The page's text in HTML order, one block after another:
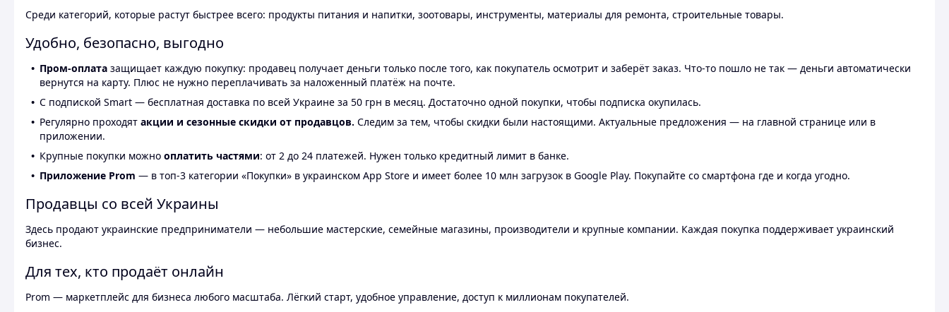
Среди категорий, которые растут быстрее всего: продукты питания и напитки, зоотовары, инструменты, материалы для ремонта, строительные товары.
Удобно, безопасно, выгодно
Пром-оплата защищает каждую покупку: продавец получает деньги только после того, как покупатель осмотрит и заберёт заказ. Что-то пошло не так — деньги автоматически
вернутся на карту. Плюс не нужно переплачивать за наложенный платёж на почте.
С подпиской Smart — бесплатная доставка по всей Украине за 50 грн в месяц. Достаточно одной покупки, чтобы подписка окупилась.
Регулярно проходят акции и сезонные скидки от продавцов. Следим за тем, чтобы скидки были настоящими. Актуальные предложения — на главной странице или в
приложении.
Крупные покупки можно оплатить частями: от 2 до 24 платежей. Нужен только кредитный лимит в банке.
Приложение Prom — в топ-3 категории «Покупки» в украинском App Store и имеет более 10 млн загрузок в Google Play. Покупайте со смартфона где и когда угодно.
Продавцы со всей Украины
Здесь продают украинские предприниматели — небольшие мастерские, семейные магазины, производители и крупные компании. Каждая покупка поддерживает украинский
бизнес.
Для тех, кто продаёт онлайн
Prom — маркетплейс для бизнеса любого масштаба. Лёгкий старт, удобное управление, доступ к миллионам покупателей.